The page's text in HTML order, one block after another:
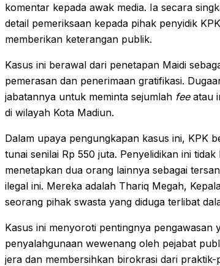
komentar kepada awak media. Ia secara
detail pemeriksaan kepada pihak penyidik
memberikan keterangan publik.
Kasus ini berawal dari penetapan Maidi
pemerasan dan penerimaan gratifikasi.
jabatannya untuk meminta sejumlah feeatau
di wilayah Kota Madiun.
Dalam upaya pengungkapan kasus ini, KPK
tunai senilai Rp 550 juta. Penyelidikan ini
menetapkan dua orang lainnya sebagai
ilegal ini. Mereka adalah Thariq Megah,
seorang pihak swasta yang diduga terlibat
Kasus ini menyoroti pentingnya pengawasan
penyalahgunaan wewenang oleh pejabat
jera dan membersihkan birokrasi dari